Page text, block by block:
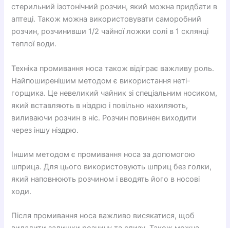
стерильний ізотонічний розчин, який можна придбати в
аптеці. Також можна використовувати саморобний
розчин, розчинивши 1/2 чайної ложки солі в 1 склянці
теплої води.
Техніка промивання носа також відіграє важливу роль.
Найпоширенішим методом є використання неті-
горщика. Це невеликий чайник зі спеціальним носиком,
який вставляють в ніздрю і повільно нахиляють,
виливаючи розчин в ніс. Розчин повинен виходити
через іншу ніздрю.
Іншим методом є промивання носа за допомогою
шприца. Для цього використовують шприц без голки,
який наповнюють розчином і вводять його в носові
ходи.
Після промивання носа важливо висякатися, щоб